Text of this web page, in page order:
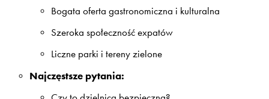
Bogata oferta gastronomiczna i kulturalna
Szeroka społeczność expatów
Liczne parki i tereny zielone
Najczęstsze pytania: